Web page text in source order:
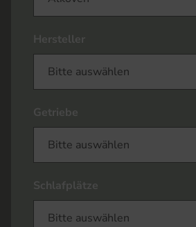
Hersteller
Getriebe
Schlafplätze